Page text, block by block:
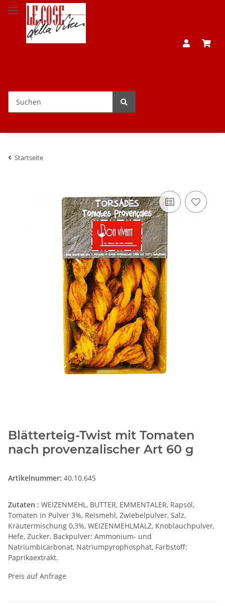
Startseite
Blätterteig-Twist mit Tomaten
nach provenzalischer Art 60 g
Artikelnummer: 40.10.645
Zutaten : WEIZENMEHL, BUTTER, EMMENTALER, Rapsöl,
Tomaten in Pulver 3%, Reismehl, Zwiebelpulver, Salz,
Kräutermischung 0,3%, WEIZENMEHLMALZ, Knoblauchpulver,
Hefe, Zucker, Backpulver: Ammonium- und
Natriumbicarbonat, Natriumpyrophosphat, Farbstoff:
Paprikaextrakt.
Preis auf Anfrage